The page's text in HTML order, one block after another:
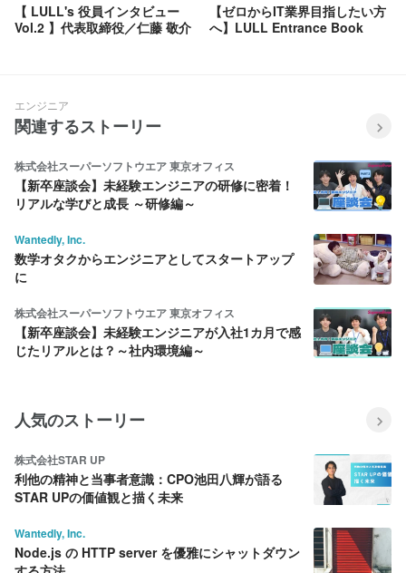
【 LULL's 役員インタビュー
Vol.2 】代表取締役／仁藤 敬介
【ゼロからIT業界目指したい方
へ】LULL Entrance Book
エンジニア
関連するストーリー
株式会社スーパーソフトウエア 東京オフィス
【新卒座談会】未経験エンジニアの研修に密着！
リアルな学びと成長 ～研修編～
Wantedly, Inc.
数学オタクからエンジニアとしてスタートアップ
に
株式会社スーパーソフトウエア 東京オフィス
【新卒座談会】未経験エンジニアが入社1カ月で感
じたリアルとは？～社内環境編～
人気のストーリー
株式会社STAR UP
利他の精神と当事者意識：CPO池田八輝が語る
STAR UPの価値観と描く未来
Wantedly, Inc.
Node.js の HTTP server を優雅にシャットダウン